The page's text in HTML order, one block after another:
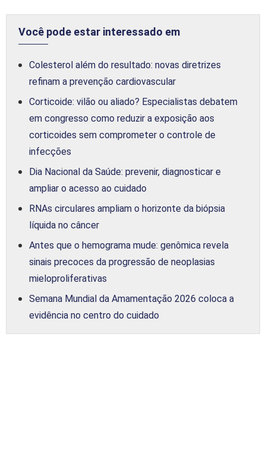
Você pode estar interessado em
Colesterol além do resultado: novas diretrizes
refinam a prevenção cardiovascular
Corticoide: vilão ou aliado? Especialistas debatem
em congresso como reduzir a exposição aos
corticoides sem comprometer o controle de
infecções
Dia Nacional da Saúde: prevenir, diagnosticar e
ampliar o acesso ao cuidado
RNAs circulares ampliam o horizonte da biópsia
líquida no câncer
Antes que o hemograma mude: genômica revela
sinais precoces da progressão de neoplasias
mieloproliferativas
Semana Mundial da Amamentação 2026 coloca a
evidência no centro do cuidado